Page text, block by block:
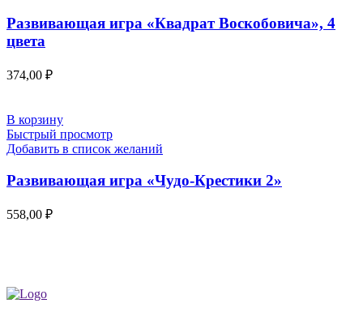
Развивающая игра «Квадрат Воскобовича», 4
цвета
374,00 ₽
В корзину
Быстрый просмотр
Добавить в список желаний
Развивающая игра «Чудо-Крестики 2»
558,00 ₽